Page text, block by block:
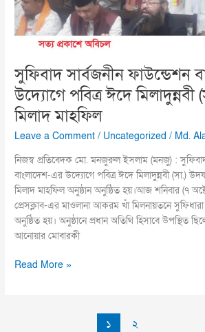
সুফিবাদ সার্বজনীন ফাউন্ডেশন
উদ্যোগে পবিত্র ঈদে
মিলাদ মাহফিল
Leave a Comment / Uncategorized / Md.
নিজস্ব প্রতিবেদক মো. মনজুরুল ইসলাম (মনজু) : সুফিবাদ
বাংলাদেশ-এর উদ্যোগে পবিত্র ঈদে মিলাদুন্নবী (সা.)
মিলাদ মাহফিল অনুষ্ঠান অনুষ্ঠিত হয়।আজ শনিবার (৭
প্রেসক্লাব-এর মাওলানা আকরম খাঁ মিলনায়তনে
অনুষ্ঠিত হয়। অনুষ্ঠানে প্রধান অতিথি হিসাবে উপস্থিত
আনোয়ার মোবারকী
ঈদে
মিলাদুন্নবী
উৎসব
ও
মিলাদ
মাহফিল
Read More »
১ ২